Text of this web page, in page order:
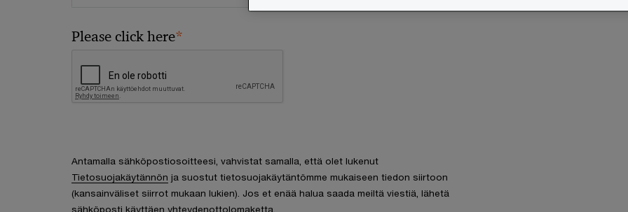
Please click here*
Antamalla sähköpostiosoitteesi, vahvistat samalla, että olet lukenut
Tietosuojakäytännön ja suostut tietosuojakäytäntömme mukaiseen tiedon siirtoon
(kansainväliset siirrot mukaan lukien). Jos et enää halua saada meiltä viestiä, lähetä
sähköposti käyttäen yhteydenottolomaketta